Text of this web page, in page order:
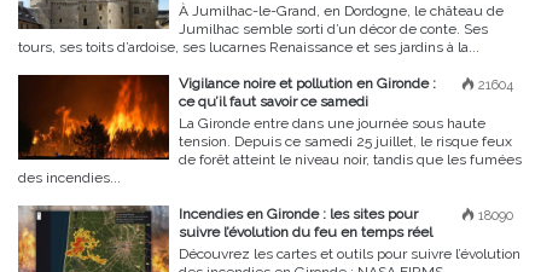
À Jumilhac-le-Grand, en Dordogne, le château de
Jumilhac semble sorti d’un décor de conte. Ses
tours, ses toits d’ardoise, ses lucarnes Renaissance et ses jardins à la...
21604
Vigilance noire et pollution en Gironde :
ce qu’il faut savoir ce samedi
La Gironde entre dans une journée sous haute
tension. Depuis ce samedi 25 juillet, le risque feux
de forêt atteint le niveau noir, tandis que les fumées
des incendies...
18090
Incendies en Gironde : les sites pour
suivre l’évolution du feu en temps réel
Découvrez les cartes et outils pour suivre l’évolution